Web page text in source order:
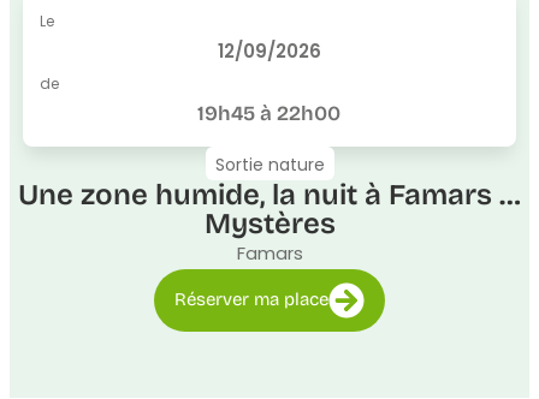
Le
12/09/2026
de
19h45 à 22h00
Sortie nature
Une zone humide, la nuit à Famars …
Mystères
Famars
Réserver ma place